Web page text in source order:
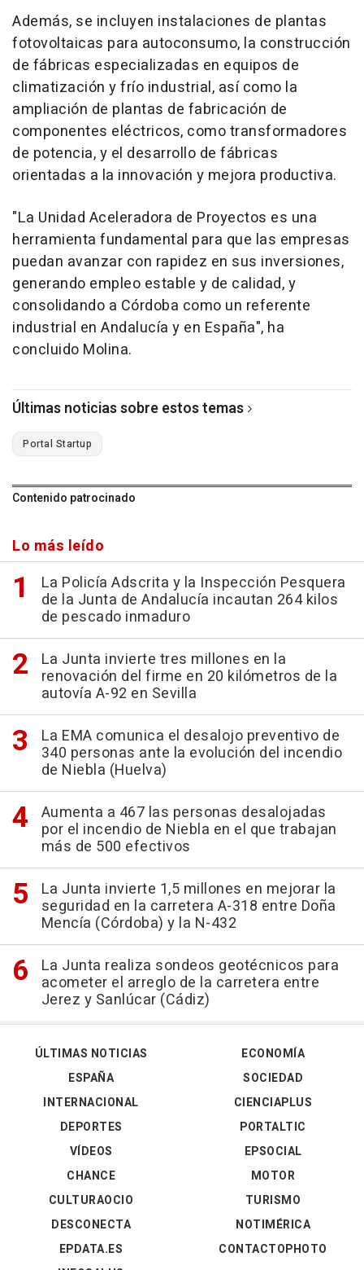
Además, se incluyen instalaciones de plantas
fotovoltaicas para autoconsumo, la construcción
de fábricas especializadas en equipos de
climatización y frío industrial, así como la
ampliación de plantas de fabricación de
componentes eléctricos, como transformadores
de potencia, y el desarrollo de fábricas
orientadas a la innovación y mejora productiva.
"La Unidad Aceleradora de Proyectos es una
herramienta fundamental para que las empresas
puedan avanzar con rapidez en sus inversiones,
generando empleo estable y de calidad, y
consolidando a Córdoba como un referente
industrial en Andalucía y en España", ha
concluido Molina.
Últimas noticias sobre estos temas
Portal Startup
Contenido patrocinado
Lo más leído
La Policía Adscrita y la Inspección Pesquera
de la Junta de Andalucía incautan 264 kilos
de pescado inmaduro
La Junta invierte tres millones en la
renovación del firme en 20 kilómetros de la
autovía A-92 en Sevilla
La EMA comunica el desalojo preventivo de
340 personas ante la evolución del incendio
de Niebla (Huelva)
Aumenta a 467 las personas desalojadas
por el incendio de Niebla en el que trabajan
más de 500 efectivos
La Junta invierte 1,5 millones en mejorar la
seguridad en la carretera A-318 entre Doña
Mencía (Córdoba) y la N-432
La Junta realiza sondeos geotécnicos para
acometer el arreglo de la carretera entre
Jerez y Sanlúcar (Cádiz)
ÚLTIMAS NOTICIAS
ESPAÑA
INTERNACIONAL
DEPORTES
VÍDEOS
ECONOMÍA
SOCIEDAD
CIENCIAPLUS
PORTALTIC
EPSOCIAL
CHANCE
CULTURAOCIO
DESCONECTA
EPDATA.ES
MOTOR
TURISMO
NOTIMÉRICA
CONTACTOPHOTO